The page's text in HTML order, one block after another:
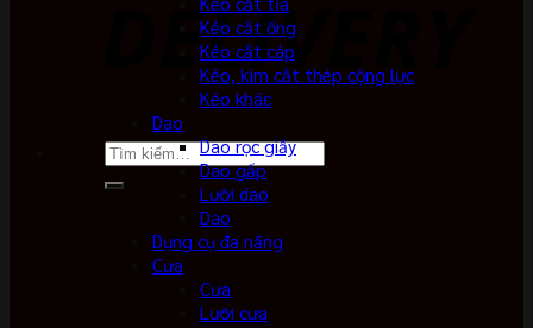
Tìm
Kéo cắt ống
Kéo cắt cáp
Kéo, kìm cắt thép cộng lực
Kéo khác
Dao
Dao rọc giấy
Dao gấp
Lưỡi dao
Dao
Dụng cụ đa năng
Cưa
Cưa
Lưỡi cưa